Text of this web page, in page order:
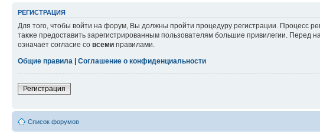
РЕГИСТРАЦИЯ
Для того, чтобы войти на форум, Вы должны пройти процедуру регистрации. Процесс
также предоставить зарегистрированным пользователям большие привилегии.
означает согласие со всеми правилами.
Общие правила
Соглашение о конфиденциальности
Регистрация
Список форумов